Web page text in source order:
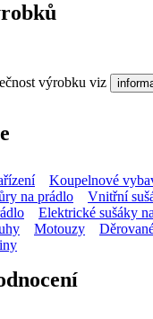
výrobku viz
Koupelnové
na prádlo
Vnitřní
Elektrické sušáky
Motouzy